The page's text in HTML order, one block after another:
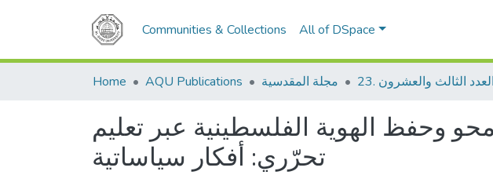
Communities & Collections All of DSpace
Home AQU Publications مجلة المقدسية 23. العدد الثالث والعشرون
وحفظ الهوية الفلسطينية عبر تعليم
تحرّري: أفكار سياساتية